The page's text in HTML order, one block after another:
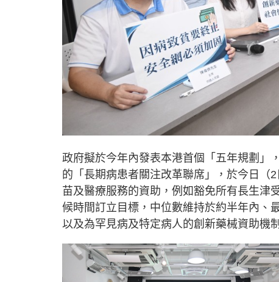
政府擬於今年內發表本港首個「五年規劃」
的「長期病患者關注改革聯席」，於今日（
苗及醫療服務的資助，例如豁免所有長生津
候時間訂立目標，中位數維持於約半年內、
以及為罕見病及特定病人的創新藥械資助機